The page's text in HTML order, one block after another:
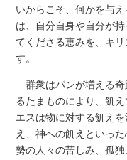
いからこそ、何かを与
は、自分自身や自分が
てくださる恵みを、キ
す。
群衆はパンが増える奇
るたまものにより、飢
エスは物に対する飢え
え、神への飢えといっ
勢の人々の苦しみ、孤